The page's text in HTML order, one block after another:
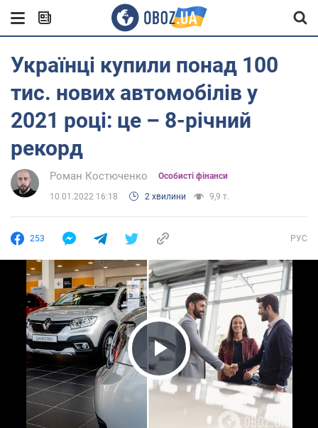
Українці купили понад 100
тис. нових автомобілів у
2021 році: це – 8-річний
рекорд
Роман Костюченко Особисті фінанси
10.01.2022 16:18 2 хвилини 9,9 т.
253 РУС
Play Video